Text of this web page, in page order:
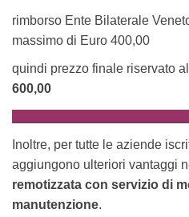
rimborso Ente Bilaterale
massimo di Euro 400,00
quindi prezzo finale riservato
600,00
Inoltre, per tutte le aziende
aggiungono ulteriori vantaggi
remotizzata con servizio di
manutenzione.